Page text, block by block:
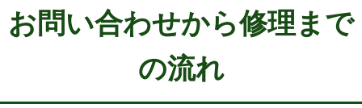
お問い合わせから修理まで
の流れ